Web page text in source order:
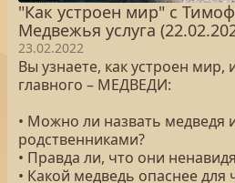
"Как устроен мир" с
Медвежья услуга
23.02.2022
Вы узнаете, как устроен мир,
главного – МЕДВЕДИ:
• Можно ли назвать медведя
родственниками?
• Правда ли, что они
• Какой медведь опаснее для